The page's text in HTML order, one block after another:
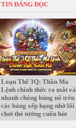
TIN ĐÁNG ĐỌC
Loạn Thế 3Q: Thần Ma
Lệnh chính thức ra mắt và
nhanh chóng bùng nổ trên
các bảng xếp hạng nhờ lối
chơi thẻ tướng cuốn hút